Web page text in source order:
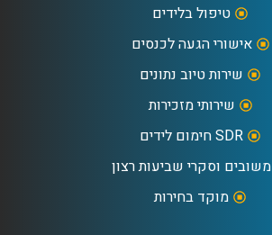
טיפול בלידים
אישורי הגעה לכנסים
שירות טיוב נתונים
שירותי מזכירות
SDR חימום לידים
משובים וסקרי שביעות רצון
מוקד בחירות